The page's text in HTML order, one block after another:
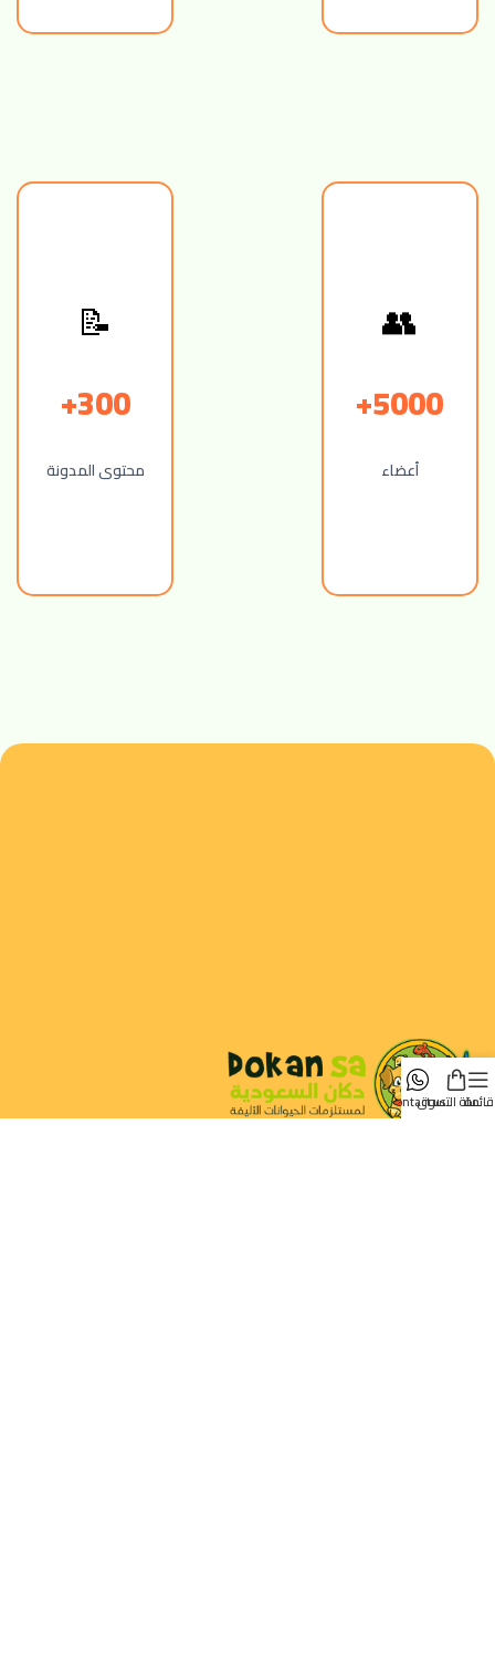
👥
5000+
أعضاء
📝
300+
محتوى المدونة
قائمةسلة التسوقcontact us